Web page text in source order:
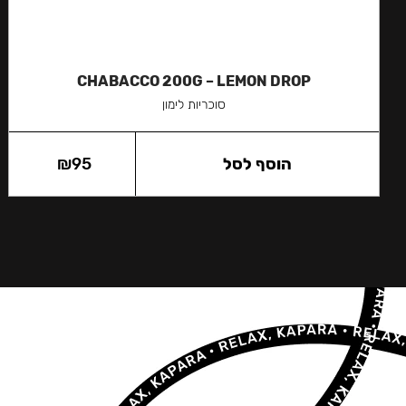
CHABACCO 200G – LEMON DROP
סוכריות לימון
₪95 הוסף לסל